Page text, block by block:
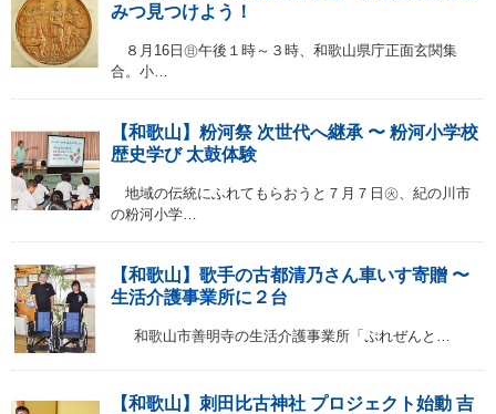
みつ見つけよう！
８月16日㊐午後１時～３時、和歌山県庁正面玄関集
合。小…
【和歌山】粉河祭 次世代へ継承 〜 粉河小学校
歴史学び 太鼓体験
地域の伝統にふれてもらおうと７月７日㊋、紀の川市
の粉河小学…
【和歌山】歌手の古都清乃さん車いす寄贈 〜
生活介護事業所に２台
和歌山市善明寺の生活介護事業所「ぷれぜんと…
【和歌山】刺田比古神社 プロジェクト始動 吉